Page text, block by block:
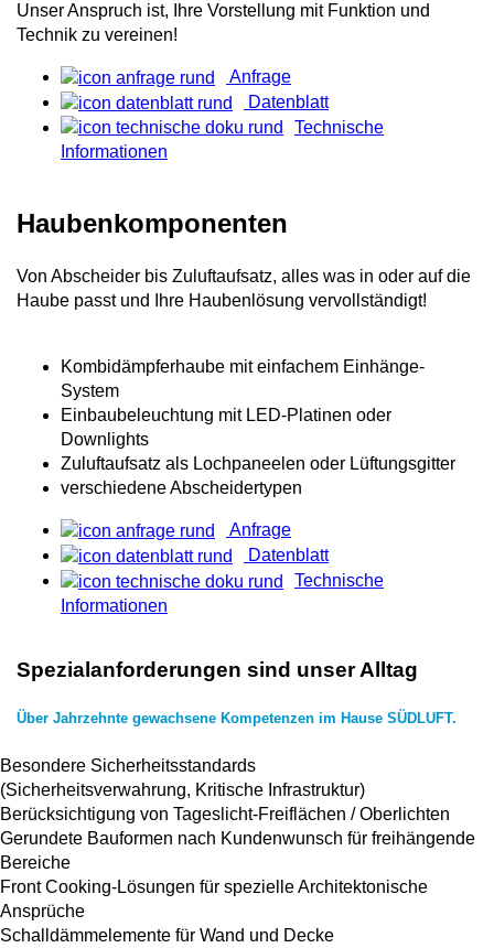
Unser Anspruch ist, Ihre Vorstellung mit Funktion und
Technik zu vereinen!
Anfrage
Datenblatt
Technische
Informationen
Haubenkomponenten
Von Abscheider bis Zuluftaufsatz, alles was in oder auf die
Haube passt und Ihre Haubenlösung vervollständigt!
Kombidämpferhaube mit einfachem Einhänge-
System
Einbaubeleuchtung mit LED-Platinen oder
Downlights
Zuluftaufsatz als Lochpaneelen oder Lüftungsgitter
verschiedene Abscheidertypen
Anfrage
Datenblatt
Technische
Informationen
Spezialanforderungen sind unser Alltag
Über Jahrzehnte gewachsene Kompetenzen im Hause SÜDLUFT.
Besondere Sicherheitsstandards
(Sicherheitsverwahrung, Kritische Infrastruktur)
Berücksichtigung von Tageslicht-Freiflächen / Oberlichten
Gerundete Bauformen nach Kundenwunsch für freihängende
Bereiche
Front Cooking-Lösungen für spezielle Architektonische
Ansprüche
Schalldämmelemente für Wand und Decke